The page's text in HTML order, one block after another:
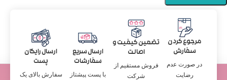
مرجوع کردن
سفارش
در صورت عدم
رضایت
تضمین کیفیت و
اصالت
فروش مستقیم از
شرکت
ارسال سریع
سفارشات
با پست پیشتاز
ارسال رایگان
پست
سفارش بالای یک